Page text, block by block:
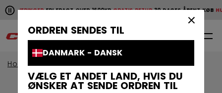
ORDREN SENDES TIL
DANMARK - DANSK
VÆLG ET ANDET LAND, HVIS DU
ØNSKER AT SENDE ORDREN TIL
Pause the horizontal scroll animation.
LEVERINGERFRI FRAGT OVER 1600KRGRATIS RETUR30 DAGES ÅBENT KØB
Hurtige leveringer Gratis retur 30
Home Tilbehør Hockeytasker